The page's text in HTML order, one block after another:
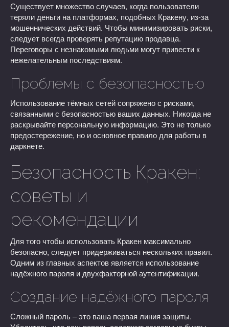
Существует множество случаев, когда пользователи
теряли деньги на платформах, подобных Кракену, из-за
мошеннических действий. Чтобы минимизировать риски,
следует всегда проверять репутацию продавца.
Переговоры с незнакомыми людьми могут привести к
нежелательным последствиям.
Проблемы с безопасностью
Использование тёмных сетей сопряжено с рисками,
связанными с безопасностью ваших данных. Никогда не
раскрывайте персональную информацию. Это не только
предостережение, но и основное правило для работы в
даркнете.
Безопасность Кракен:
советы и
рекомендации
Для того чтобы использовать Кракен максимально
безопасно, следует придерживаться нескольких правил.
Одним из главных аспектов является использование
надёжного пароля и двухфакторной аутентификации.
Создание надёжного пароля
Сложный пароль – это ваша первая линия защиты.